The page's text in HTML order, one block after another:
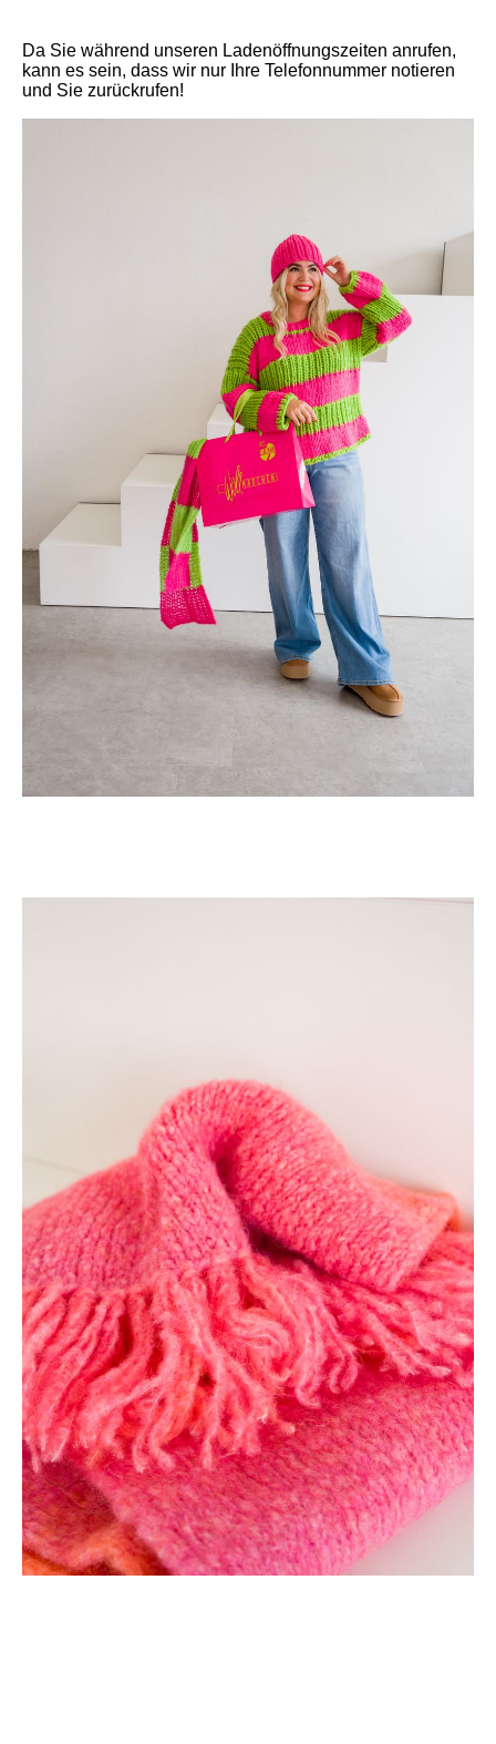
Da Sie während unseren Ladenöffnungszeiten anrufen,
kann es sein, dass wir nur Ihre Telefonnummer notieren
und Sie zurückrufen!